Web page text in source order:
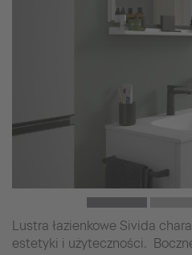
Lustra łazienkowe Sivida
estetyki i użyteczności.